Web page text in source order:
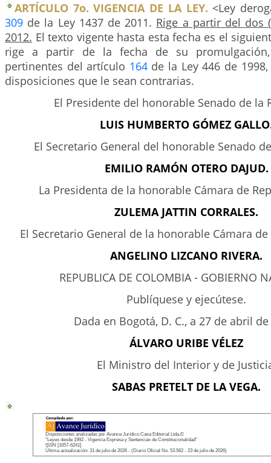
ARTÍCULO 7o. VIGENCIA DE LA LEY. <Ley
309 de la Ley 1437 de 2011. Rige a partir del dos
2012. El texto vigente hasta esta fecha es el
rige a partir de la fecha de su
pertinentes del artículo 164de la Ley 446 de
disposiciones que le sean contrarias.
El Presidente del honorable Senado de la
LUIS HUMBERTO GÓMEZ
El Secretario General del honorable Senado
EMILIO RAMÓN OTERO DAJUD.
La Presidenta de la honorable Cámara de
ZULEMA JATTIN CORRALES.
El Secretario General de la honorable Cámara
ANGELINO LIZCANO RIVERA.
REPUBLICA DE COLOMBIA - GOBIERNO
Publíquese y ejecútese.
Dada en Bogotá, D. C., a 27 de abril
ÁLVARO URIBE VÉLEZ
El Ministro del Interior y de
SABAS PRETELT DE LA VEGA.
Disposiciones analizadas por Avance Jurídico Casa Editorial Ltda.©
"Leyes desde 1992 - Vigencia Expresa y Sentencias de Constitucionalidad"
ISSN [1657-6241]
Última actualización: 31 de julio de 2026 - (Diario Oficial No. 53.562 - 23 de julio de 2026)